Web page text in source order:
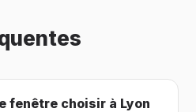
fenêtre choisir à Lyon